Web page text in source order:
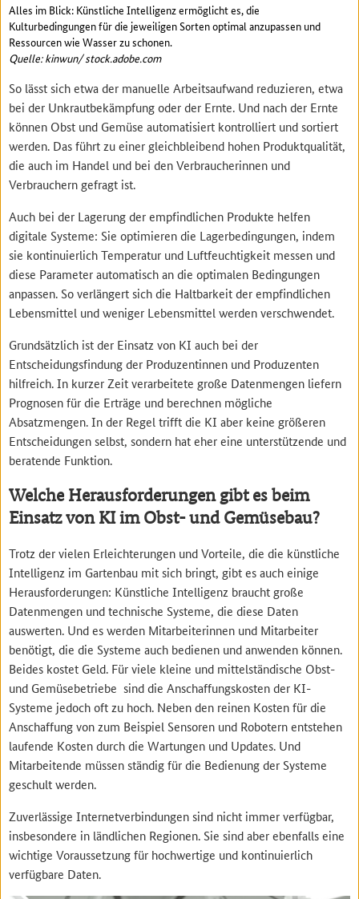
Alles im Blick: Künstliche Intelligenz ermöglicht es, die
Kulturbedingungen für die jeweiligen Sorten optimal anzupassen und
Ressourcen wie Wasser zu schonen.
Quelle: kinwun/ stock.adobe.com
So lässt sich etwa der manuelle Arbeitsaufwand reduzieren, etwa
bei der Unkrautbekämpfung oder der Ernte. Und nach der Ernte
können Obst und Gemüse automatisiert kontrolliert und sortiert
werden. Das führt zu einer gleichbleibend hohen Produktqualität,
die auch im Handel und bei den Verbraucherinnen und
Verbrauchern gefragt ist.
Auch bei der Lagerung der empfindlichen Produkte helfen
digitale Systeme: Sie optimieren die Lagerbedingungen, indem
sie kontinuierlich Temperatur und Luftfeuchtigkeit messen und
diese Parameter automatisch an die optimalen Bedingungen
anpassen. So verlängert sich die Haltbarkeit der empfindlichen
Lebensmittel und weniger Lebensmittel werden verschwendet.
Grundsätzlich ist der Einsatz von KI auch bei der
Entscheidungsfindung der Produzentinnen und Produzenten
hilfreich. In kurzer Zeit verarbeitete große Datenmengen liefern
Prognosen für die Erträge und berechnen mögliche
Absatzmengen. In der Regel trifft die KI aber keine größeren
Entscheidungen selbst, sondern hat eher eine unterstützende und
beratende Funktion.
Welche Herausforderungen gibt es beim
Einsatz von KI im Obst- und Gemüsebau?
Trotz der vielen Erleichterungen und Vorteile, die die künstliche
Intelligenz im Gartenbau mit sich bringt, gibt es auch einige
Herausforderungen: Künstliche Intelligenz braucht große
Datenmengen und technische Systeme, die diese Daten
auswerten. Und es werden Mitarbeiterinnen und Mitarbeiter
benötigt, die die Systeme auch bedienen und anwenden können.
Beides kostet Geld. Für viele kleine und mittelständische Obst-
und Gemüsebetriebe sind die Anschaffungskosten der KI-
Systeme jedoch oft zu hoch. Neben den reinen Kosten für die
Anschaffung von zum Beispiel Sensoren und Robotern entstehen
laufende Kosten durch die Wartungen und Updates. Und
Mitarbeitende müssen ständig für die Bedienung der Systeme
geschult werden.
Zuverlässige Internetverbindungen sind nicht immer verfügbar,
insbesondere in ländlichen Regionen. Sie sind aber ebenfalls eine
wichtige Voraussetzung für hochwertige und kontinuierlich
verfügbare Daten.